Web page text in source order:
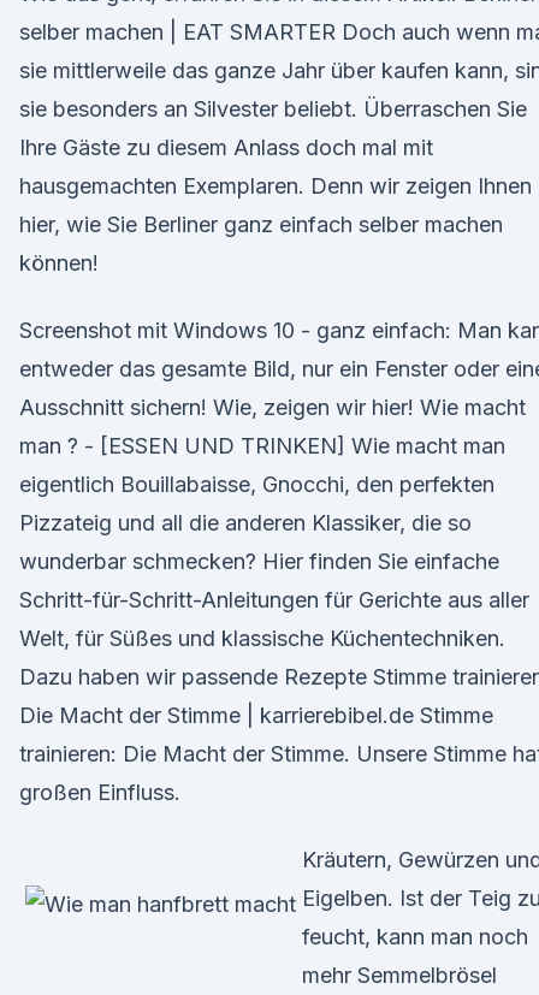
selber machen | EAT SMARTER Doch auch wenn
sie mittlerweile das ganze Jahr über kaufen kann,
sie besonders an Silvester beliebt. Überraschen Sie
Ihre Gäste zu diesem Anlass doch mal mit
hausgemachten Exemplaren. Denn wir zeigen Ihnen
hier, wie Sie Berliner ganz einfach selber machen
können!
Screenshot mit Windows 10 - ganz einfach: Man
entweder das gesamte Bild, nur ein Fenster oder
Ausschnitt sichern! Wie, zeigen wir hier! Wie macht
man ? - [ESSEN UND TRINKEN] Wie macht man
eigentlich Bouillabaisse, Gnocchi, den perfekten
Pizzateig und all die anderen Klassiker, die so
wunderbar schmecken? Hier finden Sie einfache
Schritt-für-Schritt-Anleitungen für Gerichte aus aller
Welt, für Süßes und klassische Küchentechniken.
Dazu haben wir passende Rezepte Stimme
Die Macht der Stimme | karrierebibel.de Stimme
trainieren: Die Macht der Stimme. Unsere Stimme
großen Einfluss.
Kräutern, Gewürzen
Eigelben. Ist der Teig zu
feucht, kann man noch
mehr Semmelbrösel